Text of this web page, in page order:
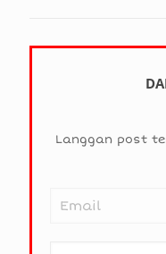
Langgan post